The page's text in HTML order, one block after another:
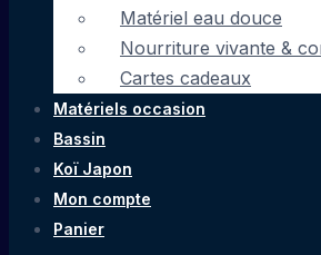
Matériel eau douce
Nourriture vivante &
Cartes cadeaux
Matériels occasion
Bassin
Koï Japon
Mon compte
Panier